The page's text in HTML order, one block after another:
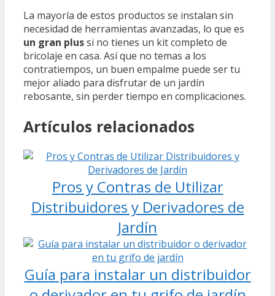
La mayoría de estos productos se instalan sin
necesidad de herramientas avanzadas, lo que es
un gran plussi no tienes un kit completo de
bricolaje en casa. Así que no temas a los
contratiempos, un buen empalme puede ser tu
mejor aliado para disfrutar de un jardín
rebosante, sin perder tiempo en complicaciones.
Artículos relacionados
Pros y Contras de Utilizar
Distribuidores y Derivadores de
Jardín
Guía para instalar un distribuidor